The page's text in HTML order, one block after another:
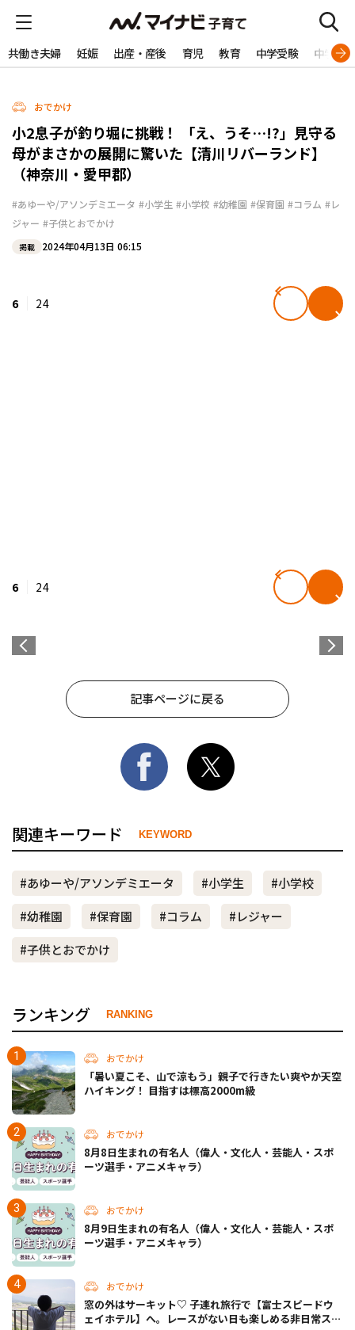
共働き夫婦 妊娠 出産・産後 育児 教育 中学受験 中学生
おでかけ
小2息子が釣り堀に挑戦！ 「え、うそ…!?」見守る
母がまさかの展開に驚いた【清川リバーランド】
（神奈川・愛甲郡）
#あゆーや/アソンデミエータ #小学生 #小学校 #幼稚園 #保育園 #コラム #レ
ジャー #子供とおでかけ
掲載 2024年04月13日 06:15
6 24
6 24
記事ページに戻る
関連キーワード KEYWORD
#あゆーや/アソンデミエータ #小学生
#小学校
#幼稚園
#保育園 #コラム
#レジャー
#子供とおでかけ
ランキング RANKING
おでかけ
「暑い夏こそ、山で涼もう」親子で行きたい爽やか天空
ハイキング！ 目指すは標高2000m級
おでかけ
8月8日生まれの有名人（偉人・文化人・芸能人・スポ
ーツ選手・アニメキャラ）
おでかけ
8月9日生まれの有名人（偉人・文化人・芸能人・スポ
ーツ選手・アニメキャラ）
おでかけ
窓の外はサーキット♡ 子連れ旅行で【富士スピードウ
ェイホテル】へ。レースがない日も楽しめる非日常ステ